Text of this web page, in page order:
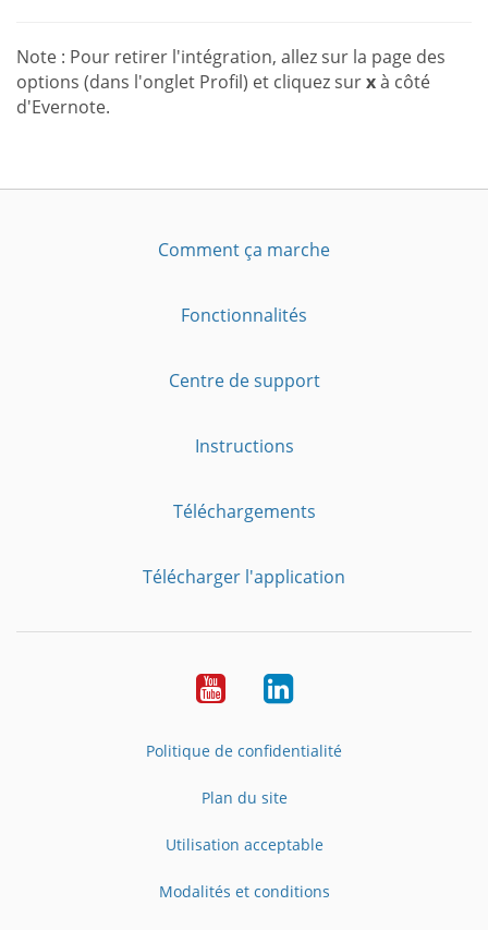
Note : Pour retirer l'intégration, allez sur la page des
options (dans l'onglet Profil) et cliquez surxà côté
d'Evernote.
Comment ça marche
Fonctionnalités
Centre de support
Instructions
Téléchargements
Télécharger l'application
YouTubeLinkedIn
Politique de confidentialité
Plan du site
Utilisation acceptable
Modalités et conditions